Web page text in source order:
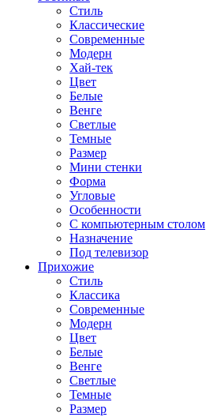
Стиль
Классические
Современные
Модерн
Хай-тек
Цвет
Белые
Венге
Светлые
Темные
Размер
Мини стенки
Форма
Угловые
Особенности
С компьютерным столом
Назначение
Под телевизор
Прихожие
Стиль
Классика
Современные
Модерн
Цвет
Белые
Венге
Светлые
Темные
Размер